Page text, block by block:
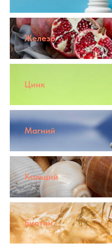
Железо
Цинк
Магний
Кальций
Биотин